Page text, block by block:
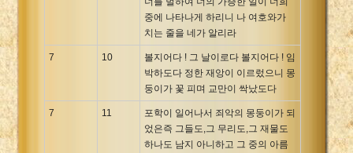
중에 나타나게 하리니 나 여호와가
치는 줄을 네가 알리라
7 10
볼지어다 ! 그 날이로다 볼지어다 ! 임
박하도다 정한 재앙이 이르렀으니 몽
둥이가 꽃 피며 교만이 싹났도다
7 11
포학이 일어나서 죄악의 몽둥이가 되
었은즉 그들도,그 무리도,그 재물도
하나도 남지 아니하고 그 중의 아름